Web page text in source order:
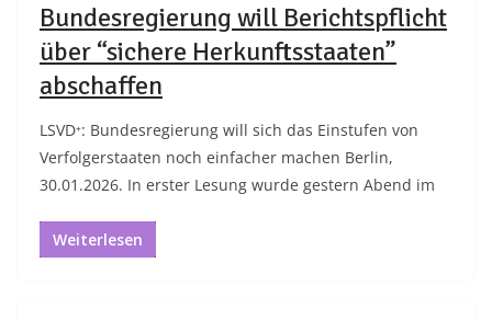
Bundesregierung will Berichtspflicht
über “sichere Herkunftsstaaten”
abschaffen
LSVD⁺: Bundesregierung will sich das Einstufen von
Verfolgerstaaten noch einfacher machen Berlin,
30.01.2026. In erster Lesung wurde gestern Abend im
Weiterlesen